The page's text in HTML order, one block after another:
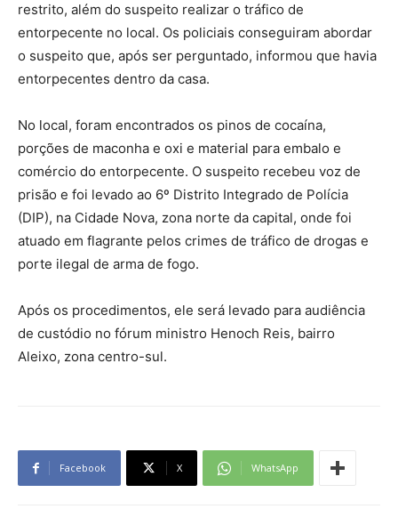
restrito, além do suspeito realizar o tráfico de
entorpecente no local. Os policiais conseguiram abordar
o suspeito que, após ser perguntado, informou que havia
entorpecentes dentro da casa.
No local, foram encontrados os pinos de cocaína,
porções de maconha e oxi e material para embalo e
comércio do entorpecente. O suspeito recebeu voz de
prisão e foi levado ao 6º Distrito Integrado de Polícia
(DIP), na Cidade Nova, zona norte da capital, onde foi
atuado em flagrante pelos crimes de tráfico de drogas e
porte ilegal de arma de fogo.
Após os procedimentos, ele será levado para audiência
de custódio no fórum ministro Henoch Reis, bairro
Aleixo, zona centro-sul.
Facebook X WhatsApp